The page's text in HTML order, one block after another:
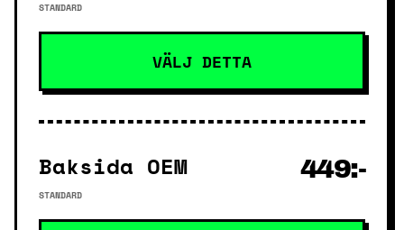
STANDARD
VÄLJ DETTA
Baksida OEM
STANDARD
449:-